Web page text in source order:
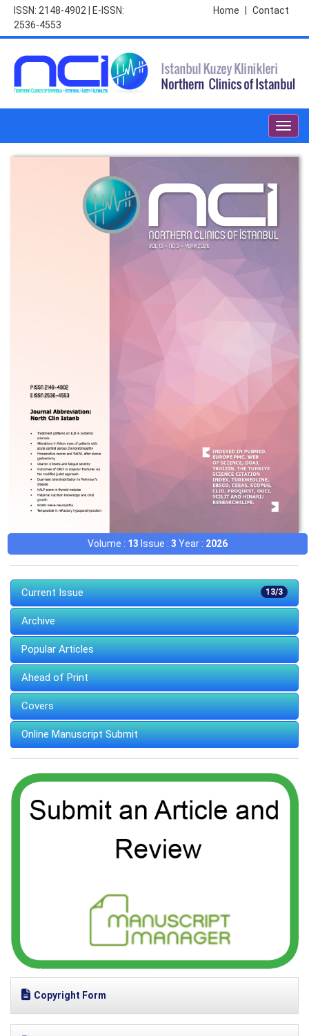
ISSN: 2148-4902 | E-ISSN:
2536-4553
Contact
Home
Volume : 13 Issue : 3 Year : 2026
13/3
Current Issue
Archive
Popular Articles
Ahead of Print
Covers
Online Manuscript Submit
Copyright Form